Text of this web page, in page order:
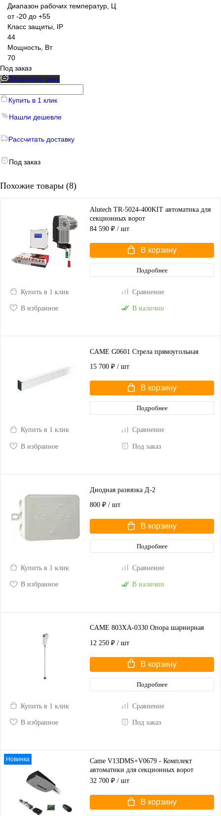
Диапазон рабочих температур, Ц
от -20 до +55
Класс защиты, IP
44
Мощность, Вт
70
Под заказ
Запросить цену
Купить в 1 клик
Нашли дешевле
Рассчитать доставку
Под заказ
Похожие товары (8)
Alutech TR-5024-400KIT автоматика для
секционных ворот
84 590 ₽ / шт
В корзину
Подробнее
Купить в 1 клик Сравнение
В избранное В наличии
CAME G0601 Стрела прямоугольная
15 700 ₽ / шт
В корзину
Подробнее
Купить в 1 клик Сравнение
В избранное Под заказ
Диодная развязка Д-2
800 ₽ / шт
В корзину
Подробнее
Купить в 1 клик Сравнение
В избранное В наличии
CAME 803XA-0330 Опора шарнирная
12 250 ₽ / шт
В корзину
Подробнее
Купить в 1 клик Сравнение
В избранное Под заказ
Новинка
Came V13DMS+V0679 - Комплект
автоматики для секционных ворот
высотой до 2,25 м
32 700 ₽ / шт
В корзину